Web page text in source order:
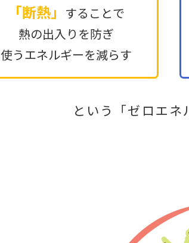
「断熱」 することで
熱の出入りを防ぎ
使うエネルギーを減らす
という「ゼロエネ